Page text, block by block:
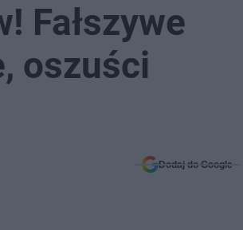
Fałszywe
oszuści
Dodaj do Google